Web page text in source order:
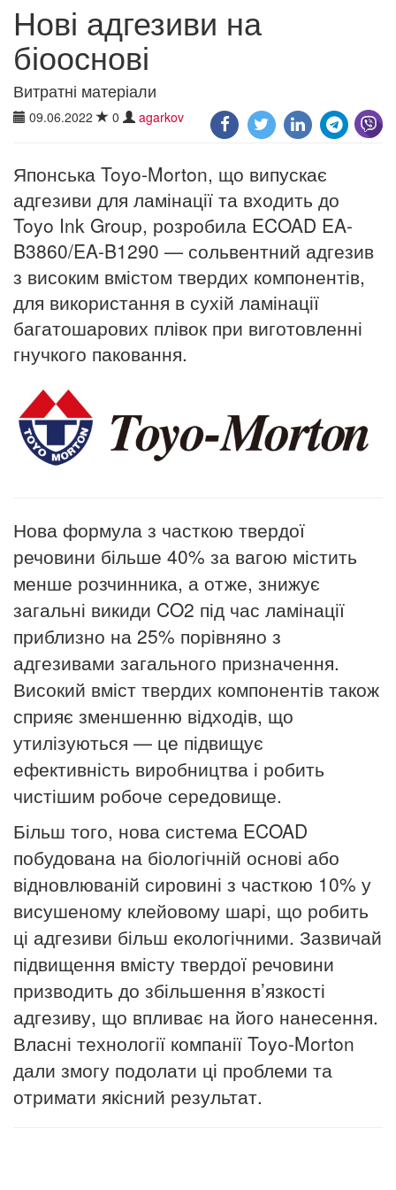
Нові адгезиви на
біооснові
Витратні матеріали
09.06.2022 0 agarkov
Японська Toyo-Morton, що випускає
адгезиви для ламінації та входить до
Toyo Ink Group, розробила ECOAD EA-
B3860/EA-B1290 — сольвентний адгезив
з високим вмістом твердих компонентів,
для використання в сухій ламінації
багатошарових плівок при виготовленні
гнучкого паковання.
Нова формула з часткою твердої
речовини більше 40% за вагою містить
менше розчинника, а отже, знижує
загальні викиди CO2 під час ламінації
приблизно на 25% порівняно з
адгезивами загального призначення.
Високий вміст твердих компонентів також
сприяє зменшенню відходів, що
утилізуються — це підвищує
ефективність виробництва і робить
чистішим робоче середовище.
Більш того, нова система ECOAD
побудована на біологічній основі або
відновлюваній сировині з часткою 10% у
висушеному клейовому шарі, що робить
ці адгезиви більш екологічними. Зазвичай
підвищення вмісту твердої речовини
призводить до збільшення в’язкості
адгезиву, що впливає на його нанесення.
Власні технології компанії Toyo-Morton
дали змогу подолати ці проблеми та
отримати якісний результат.